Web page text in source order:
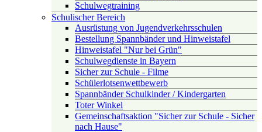
Schulwegtraining
Schulischer Bereich
Ausrüstung von Jugendverkehrsschulen
Bestellung Spannbänder und Hinweistafel
Hinweistafel "Nur bei Grün"
Schulwegdienste in Bayern
Sicher zur Schule - Filme
Schülerlotsenwettbewerb
Spannbänder Schulkinder / Kindergarten
Toter Winkel
Gemeinschaftsaktion "Sicher zur Schule - Sicher
nach Hause"